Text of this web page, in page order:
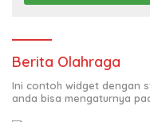
Berita Olahraga
Ini contoh widget dengan
anda bisa mengaturnya